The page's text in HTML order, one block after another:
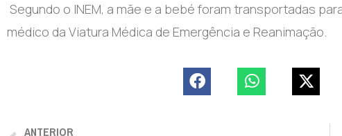
Segundo o INEM, a mãe e a bebé foram transportadas
médico da Viatura Médica de Emergência e Reanimação.